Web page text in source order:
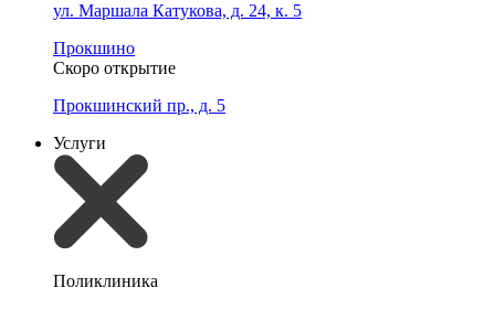
ул. Маршала Катукова, д. 24, к. 5
Прокшино
Скоро открытие
Прокшинский пр., д. 5
Услуги
Поликлиника